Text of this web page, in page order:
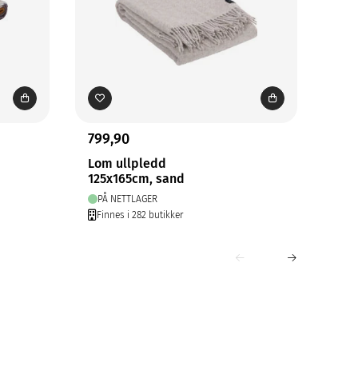
799,90
Lom ullpledd
125x165cm, sand
PÅ NETTLAGER
Finnes i 282 butikker